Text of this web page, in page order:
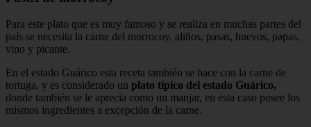
Para este plato que es muy famoso y se realiza en muchas partes del
país se necesita la carne del morrocoy, aliños, pasas, huevos, papas,
vino y picante.
En el estado Guárico esta receta también se hace con la carne de
tortuga, y es considerado un plato típico del estado Guárico,
donde también se le aprecia como un manjar, en esta caso posee los
mismos ingredientes a excepción de la carne.